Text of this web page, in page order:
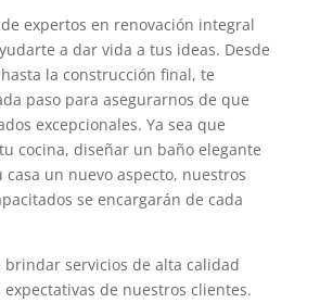
expertos en renovación integral
a dar vida a tus ideas. Desde
la construcción final, te
paso para asegurarnos de que
excepcionales. Ya sea que
cocina, diseñar un baño elegante
un nuevo aspecto, nuestros
se encargarán de cada
brindar servicios de alta calidad
de nuestros clientes.